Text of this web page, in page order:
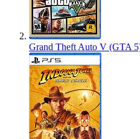
Grand Theft Auto V (GTA